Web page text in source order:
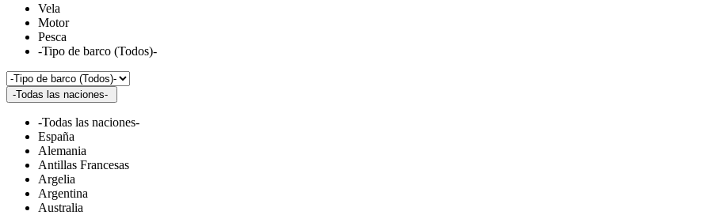
Vela
Motor
Pesca
-Tipo de barco (Todos)-
-Todas las naciones-
-Todas las naciones-
España
Alemania
Antillas Francesas
Argelia
Argentina
Australia